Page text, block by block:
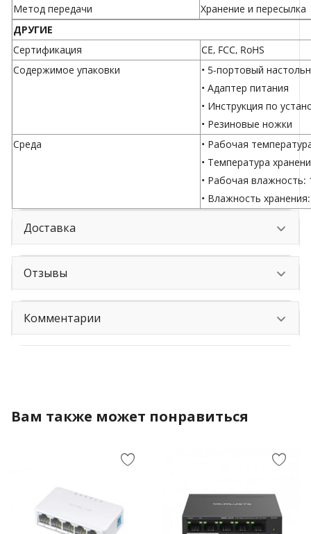
Метод передачи
Хранение и пересылка
ДРУГИЕ
Сертификация
CE, FCC, RoHS
Содержимое упаковки
• 5-портовый
• Адаптер питания
• Инструкция по
• Резиновые ножки
Среда
• Рабочая
• Температура
• Рабочая влажность:
• Влажность
Доставка
Отзывы
Комментарии
Вам также может понравиться